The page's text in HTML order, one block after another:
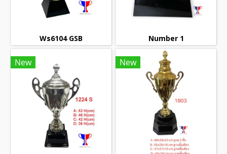
Ws6104 GSB Number 1
New New